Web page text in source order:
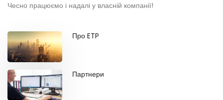
Чесно працюємо і надалі у власній компанії!
Про ETP
Партнери